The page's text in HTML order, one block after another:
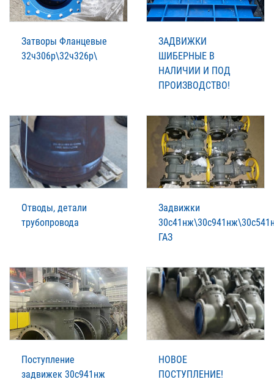
Затворы Фланцевые
32ч306р\32ч326р\
ЗАДВИЖКИ
ШИБЕРНЫЕ В
НАЛИЧИИ И ПОД
ПРОИЗВОДСТВО!
Отводы, детали
трубопровода
Задвижки
ГАЗ
Поступление
задвижек 30с941нж
НОВОЕ
ПОСТУПЛЕНИЕ!